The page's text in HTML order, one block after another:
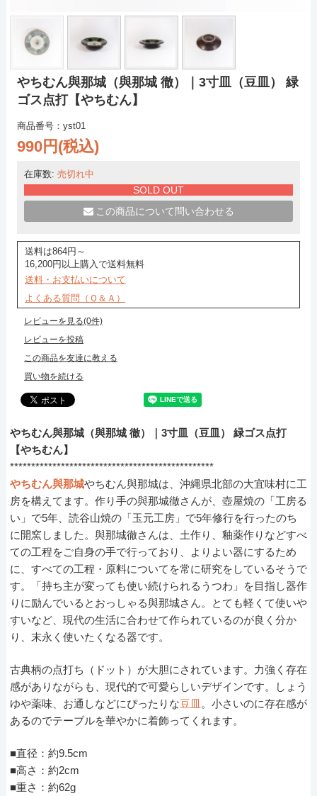
やちむん與那城（與那城 徹）｜3寸皿（豆皿） 緑
ゴス点打【やちむん】
商品番号：yst01
990円(税込)
在庫数: 売切れ中
SOLD OUT
この商品について問い合わせる
送料は864円～
16,200円以上購入で送料無料
送料・お支払いについて
よくある質問（Ｑ＆Ａ）
レビューを見る(0件)
レビューを投稿
この商品を友達に教える
買い物を続ける
やちむん與那城（與那城 徹）｜3寸皿（豆皿） 緑ゴス点打
【やちむん】
************************************************
やちむん與那城やちむん與那城は、沖縄県北部の大宜味村に工
房を構えてます。作り手の與那城徹さんが、壺屋焼の「工房る
い」で5年、読谷山焼の「玉元工房」で5年修行を行ったのち
に開窯しました。與那城徹さんは、土作り、釉薬作りなどすべ
ての工程をご自身の手で行っており、よりよい器にするため
に、すべての工程・原料についてを常に研究をしているそうで
す。「持ち主が変っても使い続けられるうつわ」を目指し器作
りに励んでいるとおっしゃる與那城さん。とても軽くて使いや
すいなど、現代の生活に合わせて作られているのが良く分か
り、末永く使いたくなる器です。
古典柄の点打ち（ドット）が大胆にされています。力強く存在
感がありながらも、現代的で可愛らしいデザインです。しょう
ゆや薬味、お通しなどにぴったりな豆皿 。小さいのに存在感が
あるのでテーブルを華やかに着飾ってくれます。
■直径：約9.5cm
■高さ：約2cm
■重さ：約62g